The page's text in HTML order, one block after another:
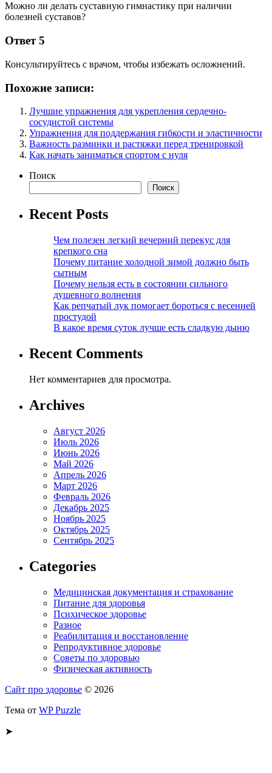
Можно ли делать суставную гимнастику при наличии
болезней суставов?
Ответ 5
Консультируйтесь с врачом, чтобы избежать осложнений.
Похожие записи:
Лучшие упражнения для укрепления сердечно-
сосудистой системы
Упражнения для поддержания гибкости и эластичности
Важность разминки и растяжки перед тренировкой
Как начать заниматься спортом с нуля
Поиск
Поиск
Recent Posts
Чем полезен легкий вечерний перекус для
крепкого сна
Почему питание холодной зимой должно быть
сытным
Почему нельзя есть в состоянии сильного
душевного волнения
Как репчатый лук помогает бороться с весенней
простудой
В какое время суток лучше есть сладкую дыню
Recent Comments
Нет комментариев для просмотра.
Archives
Август 2026
Июль 2026
Июнь 2026
Май 2026
Апрель 2026
Март 2026
Февраль 2026
Декабрь 2025
Ноябрь 2025
Октябрь 2025
Сентябрь 2025
Categories
Медицинская документация и страхование
Питание для здоровья
Психическое здоровье
Разное
Реабилитация и восстановление
Репродуктивное здоровье
Советы по здоровью
Физическая активность
Сайт про здоровье © 2026
Тема от WP Puzzle
➤